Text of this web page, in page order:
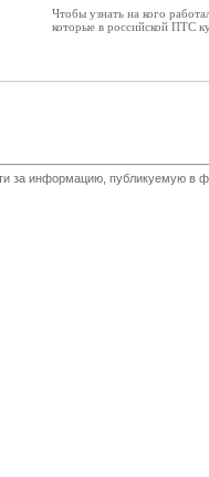
Чтобы узнать на кого
которые в российской ПТС
за информацию, публикуемую